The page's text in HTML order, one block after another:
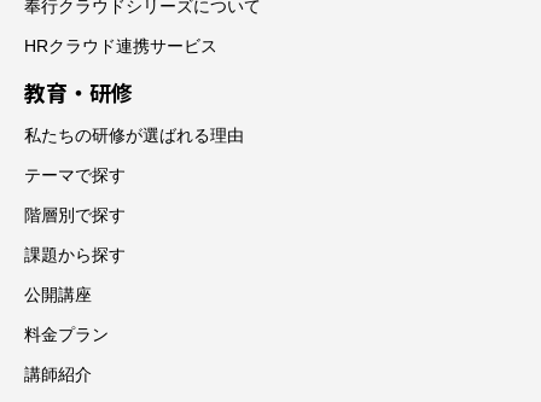
奉行クラウドシリーズについて
HRクラウド連携サービス
教育・研修
私たちの研修が選ばれる理由
テーマで探す
階層別で探す
課題から探す
公開講座
料金プラン
講師紹介